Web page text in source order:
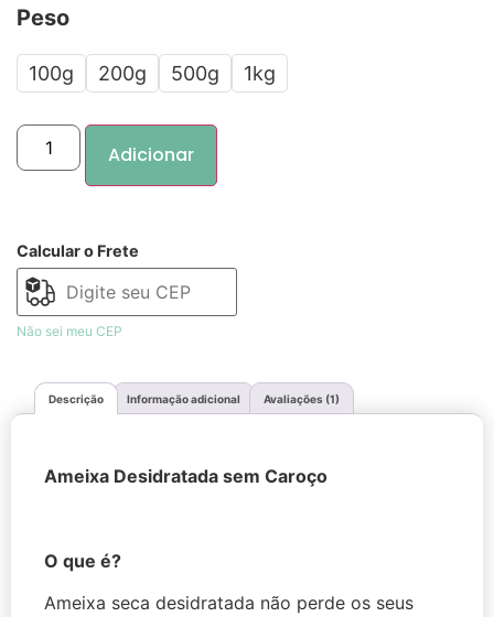
Peso
100g 200g 500g 1kg
Adicionar
Calcular o Frete
Não sei meu CEP
Descrição Informação adicional Avaliações (1)
Ameixa Desidratada sem Caroço
O que é?
Ameixa seca desidratada não perde os seus